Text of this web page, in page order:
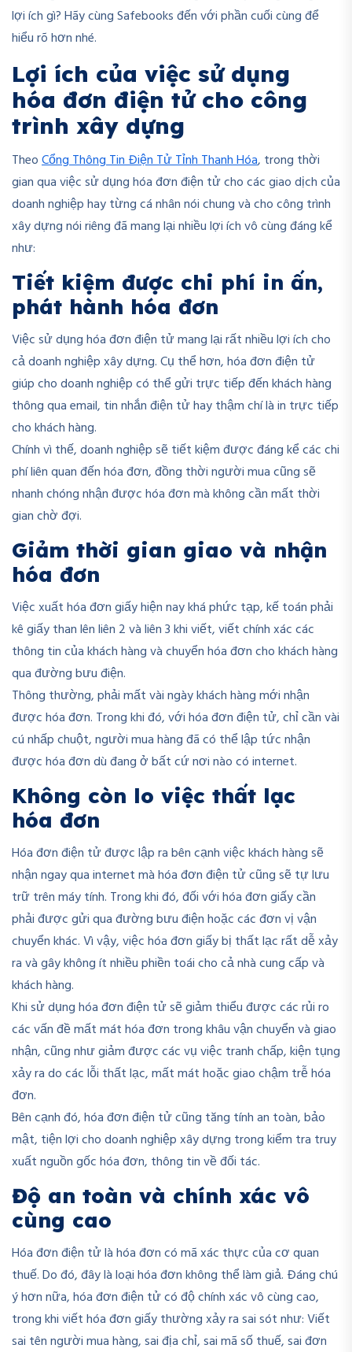
lợi ích gì? Hãy cùng Safebooks đến với phần cuối cùng để
hiểu rõ hơn nhé.
Lợi ích của việc sử dụng
hóa đơn điện tử cho công
trình xây dựng
TheoCổng Thông Tin Điện Tử Tỉnh Thanh Hóa, trong thời
gian qua việc sử dụng hóa đơn điện tử cho các giao dịch của
doanh nghiệp hay từng cá nhân nói chung và cho công trình
xây dựng nói riêng đã mang lại nhiều lợi ích vô cùng đáng kể
như:
Tiết kiệm được chi phí in ấn,
phát hành hóa đơn
Việc sử dụng hóa đơn điện tử mang lại rất nhiều lợi ích cho
cả doanh nghiệp xây dựng. Cụ thể hơn, hóa đơn điện tử
giúp cho doanh nghiệp có thể gửi trực tiếp đến khách hàng
thông qua email, tin nhắn điện tử hay thậm chí là in trực tiếp
cho khách hàng.
Chính vì thế, doanh nghiệp sẽ tiết kiệm được đáng kể các chi
phí liên quan đến hóa đơn, đồng thời người mua cũng sẽ
nhanh chóng nhận được hóa đơn mà không cần mất thời
gian chờ đợi.
Giảm thời gian giao và nhận
hóa đơn
Việc xuất hóa đơn giấy hiện nay khá phức tạp, kế toán phải
kê giấy than lên liên 2 và liên 3 khi viết, viết chính xác các
thông tin của khách hàng và chuyển hóa đơn cho khách hàng
qua đường bưu điện.
Thông thường, phải mất vài ngày khách hàng mới nhận
được hóa đơn. Trong khi đó, với hóa đơn điện tử, chỉ cần vài
cú nhấp chuột, người mua hàng đã có thể lập tức nhận
được hóa đơn dù đang ở bất cứ nơi nào có internet.
Không còn lo việc thất lạc
hóa đơn
Hóa đơn điện tử được lập ra bên cạnh việc khách hàng sẽ
nhận ngay qua internet mà hóa đơn điện tử cũng sẽ tự lưu
trữ trên máy tính. Trong khi đó, đối với hóa đơn giấy cần
phải được gửi qua đường bưu điện hoặc các đơn vị vận
chuyển khác. Vì vậy, việc hóa đơn giấy bị thất lạc rất dễ xảy
ra và gây không ít nhiều phiền toái cho cả nhà cung cấp và
khách hàng.
Khi sử dụng hóa đơn điện tử sẽ giảm thiểu được các rủi ro
các vấn đề mất mát hóa đơn trong khâu vận chuyển và giao
nhận, cũng như giảm được các vụ việc tranh chấp, kiện tụng
xảy ra do các lỗi thất lạc, mất mát hoặc giao chậm trễ hóa
đơn.
Bên cạnh đó, hóa đơn điện tử cũng tăng tính an toàn, bảo
mật, tiện lợi cho doanh nghiệp xây dựng trong kiểm tra truy
xuất nguồn gốc hóa đơn, thông tin về đối tác.
Độ an toàn và chính xác vô
cùng cao
Hóa đơn điện tử là hóa đơn có mã xác thực của cơ quan
thuế. Do đó, đây là loại hóa đơn không thể làm giả. Đáng chú
ý hơn nữa, hóa đơn điện tử có độ chính xác vô cùng cao,
trong khi viết hóa đơn giấy thường xảy ra sai sót như: Viết
sai tên người mua hàng, sai địa chỉ, sai mã số thuế, sai đơn